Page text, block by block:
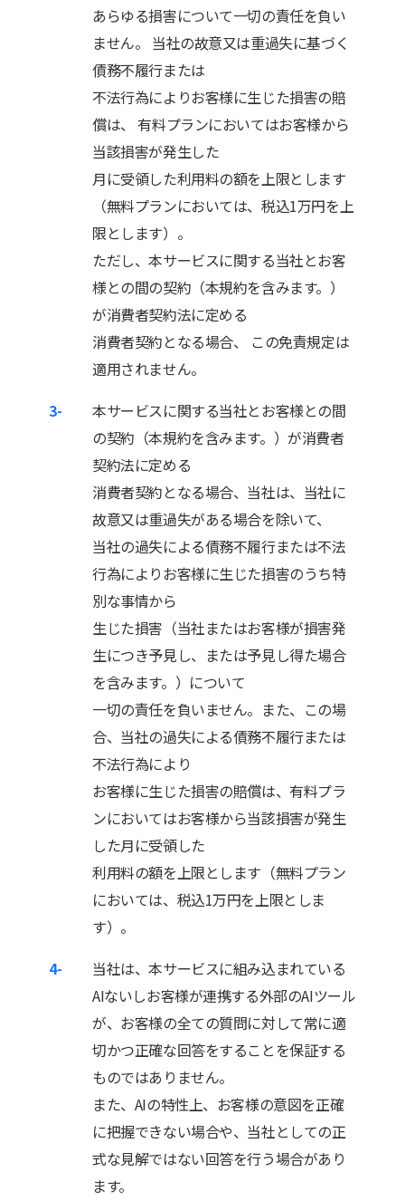
あらゆる損害について一切の責任を負い
ません。 当社の故意又は重過失に基づく
債務不履行または
不法行為によりお客様に生じた損害の賠
償は、 有料プランにおいてはお客様から
当該損害が発生した
月に受領した利用料の額を上限とします
（無料プランにおいては、税込1万円を上
限とします）。
ただし、本サービスに関する当社とお客
様との間の契約（本規約を含みます。）
が消費者契約法に定める
消費者契約となる場合、 この免責規定は
適用されません。
3-
本サービスに関する当社とお客様との間
の契約（本規約を含みます。）が消費者
契約法に定める
消費者契約となる場合、当社は、当社に
故意又は重過失がある場合を除いて、
当社の過失による債務不履行または不法
行為によりお客様に生じた損害のうち特
別な事情から
生じた損害（当社またはお客様が損害発
生につき予見し、または予見し得た場合
を含みます。）について
一切の責任を負いません。また、この場
合、当社の過失による債務不履行または
不法行為により
お客様に生じた損害の賠償は、有料プラ
ンにおいてはお客様から当該損害が発生
した月に受領した
利用料の額を上限とします（無料プラン
においては、税込1万円を上限としま
す）。
4-
当社は、本サービスに組み込まれている
AIないしお客様が連携する外部のAIツール
が、お客様の全ての質問に対して常に適
切かつ正確な回答をすることを保証する
ものではありません。
また、AIの特性上、お客様の意図を正確
に把握できない場合や、当社としての正
式な見解ではない回答を行う場合があり
ます。